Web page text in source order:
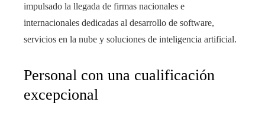
impulsado la llegada de firmas nacionales e
internacionales dedicadas al desarrollo de software,
servicios en la nube y soluciones de inteligencia artificial.
Personal con una cualificación
excepcional